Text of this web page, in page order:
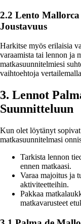
2.2 Lento
Joustavuus
Harkitse myös erilaisia
varaamista tai lennon ja
matkasuunnitelmiesi
vaihtoehtoja
3. Lennot
Suunnitteluun
Kun olet löytänyt
matkasuunnitelmasi
Tarkista lennon
ennen matkaasi.
Varaa majoitus ja
aktiviteetteihin.
Pakkaa
matkavarusteet